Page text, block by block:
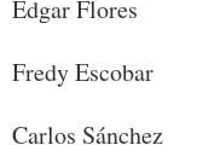
Edgar Flores
Fredy Escobar
Carlos Sánchez